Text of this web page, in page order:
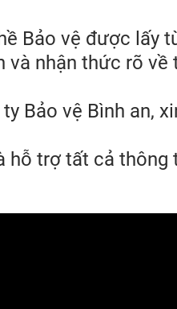
Bảo vệ được lấy
nhận thức rõ về
Bảo vệ Bình an,
hỗ trợ tất cả thông